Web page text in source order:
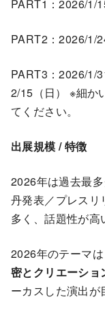
PART1：2026/1/
PART2：2026/1/
PART3：2026/1/
2/15（日） ※細か
てください。
出展規模 / 特徴
2026年は過去最
丹発表／プレスリ
多く、話題性が高
2026年のテーマは
密とクリエーショ
ーカスした演出が